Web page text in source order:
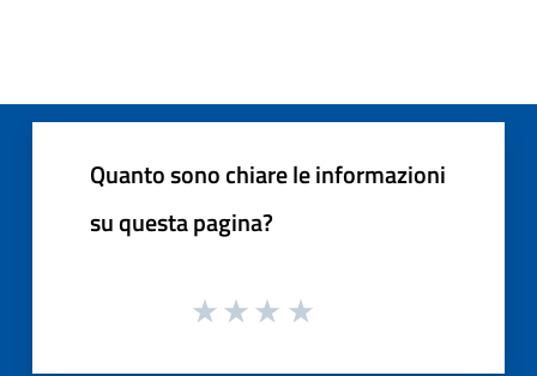
Quanto sono chiare le informazioni
su questa pagina?